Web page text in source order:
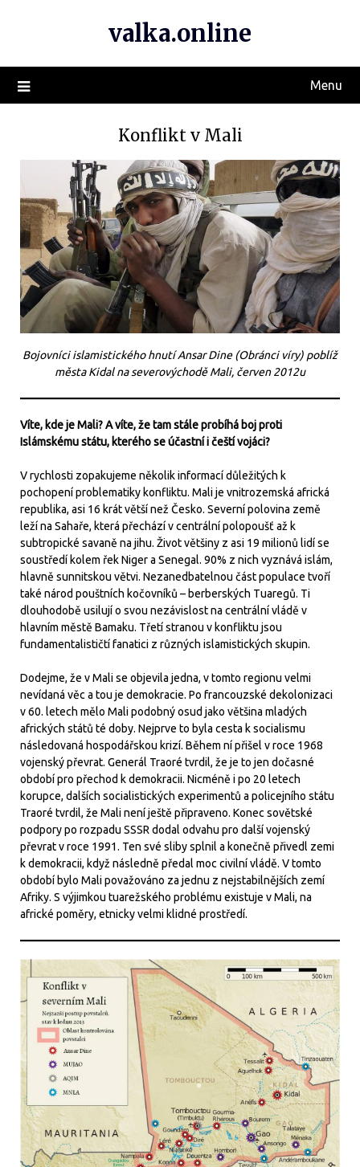
valka.online
Menu
Konflikt v Mali
Bojovníci islamistického hnutí Ansar Dine (Obránci víry) poblíž
města Kidal na severovýchodě Mali, červen 2012u
Víte, kde je Mali? A víte, že tam stále probíhá boj proti
Islámskému státu, kterého se účastní i čeští vojáci?
V rychlosti zopakujeme několik informací důležitých k
pochopení problematiky konfliktu. Mali je vnitrozemská africká
republika, asi 16 krát větší než Česko. Severní polovina země
leží na Sahaře, která přechází v centrální polopoušť až k
subtropické savaně na jihu. Život většiny z asi 19 milionů lidí se
soustředí kolem řek Niger a Senegal. 90% z nich vyznává islám,
hlavně sunnitskou větvi. Nezanedbatelnou část populace tvoří
také národ pouštních kočovníků – berberských Tuaregů. Ti
dlouhodobě usilují o svou nezávislost na centrální vládě v
hlavním městě Bamaku. Třetí stranou v konfliktu jsou
fundamentalističtí fanatici z různých islamistických skupin.
Dodejme, že v Mali se objevila jedna, v tomto regionu velmi
nevídaná věc a tou je demokracie. Po francouzské dekolonizaci
v 60. letech mělo Mali podobný osud jako většina mladých
afrických států té doby. Nejprve to byla cesta k socialismu
následovaná hospodářskou krizí. Během ní přišel v roce 1968
vojenský převrat. Generál Traoré tvrdil, že je to jen dočasné
období pro přechod k demokracii. Nicméně i po 20 letech
korupce, dalších socialistických experimentů a policejního státu
Traoré tvrdil, že Mali není ještě připraveno. Konec sovětské
podpory po rozpadu SSSR dodal odvahu pro další vojenský
převrat v roce 1991. Ten své sliby splnil a konečně přivedl zemi
k demokracii, když následně předal moc civilní vládě. V tomto
období bylo Mali považováno za jednu z nejstabilnějších zemí
Afriky. S výjimkou tuarežského problému existuje v Mali, na
africké poměry, etnicky velmi klidné prostředí.